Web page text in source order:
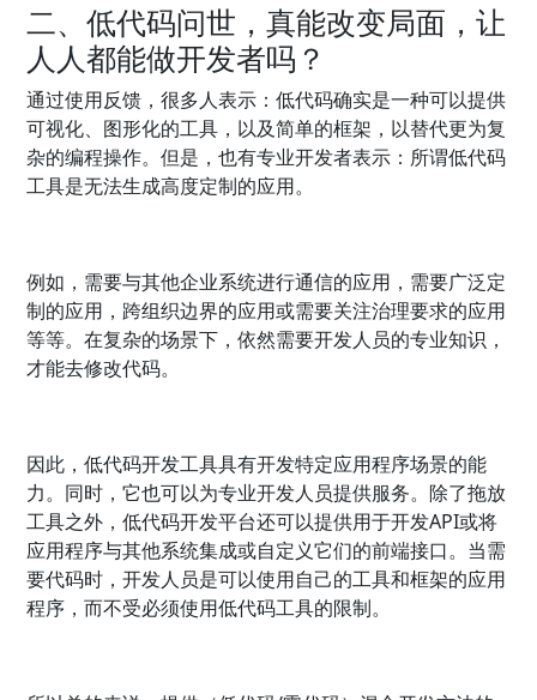
二、低代码问世，真能改变局面，让
人人都能做开发者吗？
通过使用反馈，很多人表示：低代码确实是一种可以提供
可视化、图形化的工具，以及简单的框架，以替代更为复
杂的编程操作。但是，也有专业开发者表示：所谓低代码
工具是无法生成高度定制的应用。
例如，需要与其他企业系统进行通信的应用，需要广泛定
制的应用，跨组织边界的应用或需要关注治理要求的应用
等等。在复杂的场景下，依然需要开发人员的专业知识，
才能去修改代码。
因此，低代码开发工具具有开发特定应用程序场景的能
力。同时，它也可以为专业开发人员提供服务。除了拖放
工具之外，低代码开发平台还可以提供用于开发API或将
应用程序与其他系统集成或自定义它们的前端接口。当需
要代码时，开发人员是可以使用自己的工具和框架的应用
程序，而不受必须使用低代码工具的限制。